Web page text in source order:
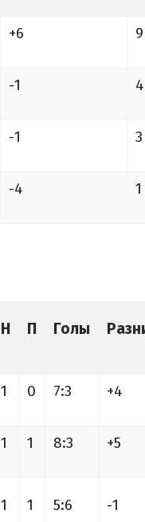
+6 9
-1 4
-1 3
-4 1
Н П Голы
1 0 7:3 +4
1 1 8:3 +5
1 1 5:6 -1